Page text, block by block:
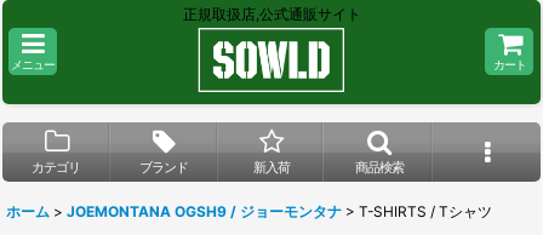
正規取扱店,公式通販サイト
メニュー カート
カテゴリ ブランド 新入荷 商品検索
ホーム > JOEMONTANA OGSH9 / ジョーモンタナ > T-SHIRTS / Tシャツ